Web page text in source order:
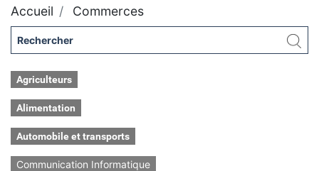
Accueil Commerces
Agriculteurs
Alimentation
Automobile et transports
Communication Informatique